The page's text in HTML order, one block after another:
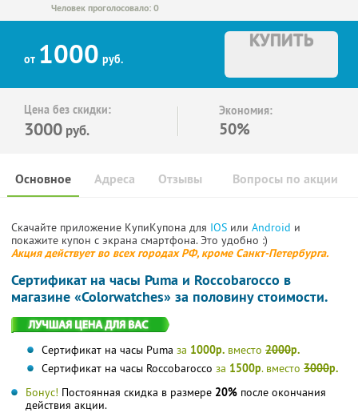
Человек проголосовало: 0
от 1000 руб.
КУПИТЬ
Цена без скидки:
3000 руб.
Экономия:
50%
Основное Отзывы Вопросы по акции
Адреса
Скачайте приложение КупиКупона для IOS или Android и
покажите купон с экрана смартфона. Это удобно :)
Акция действует во всех городах РФ, кроме Санкт-Петербурга.
Сертификат на часы Puma и Roccobarocco в
магазине «Colorwatches» за половину стоимости.
Сертификат на часы Puma за 1000р. вместо 2000р.
Сертификат на часы Roccobarocco за 1500р. вместо 3000р.
Бонус! Постоянная скидка в размере 20% после окончания
действия акции.